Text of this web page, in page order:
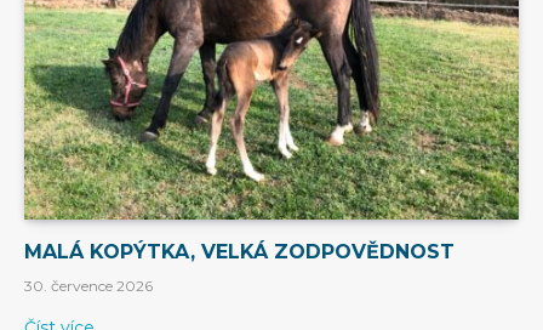
MALÁ KOPÝTKA, VELKÁ ZODPOVĚDNOST
30. července 2026